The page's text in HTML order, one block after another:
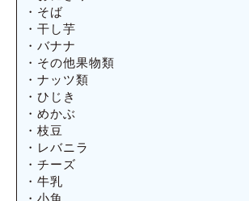
・そば
・干し芋
・バナナ
・その他果物類
・ナッツ類
・ひじき
・めかぶ
・枝豆
・レバニラ
・チーズ
・牛乳